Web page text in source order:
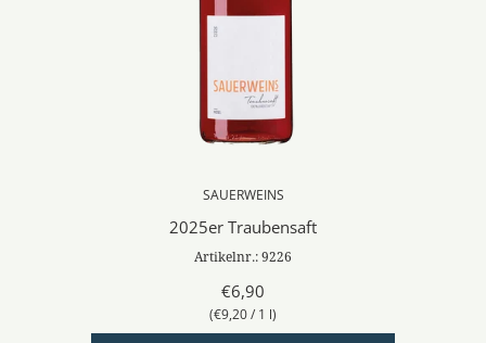
SAUERWEINS
2025er Traubensaft
Artikelnr.: 9226
€6,90
(€9,20/ 1 l)